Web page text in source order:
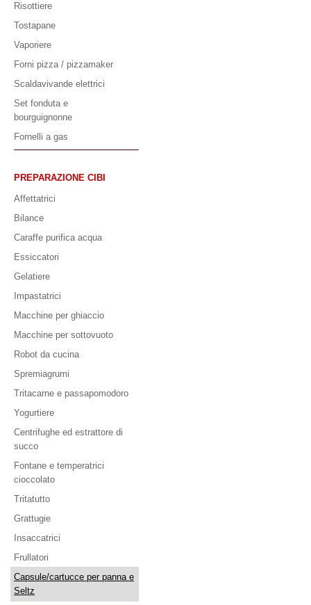
Risottiere
Tostapane
Vaporiere
Forni pizza / pizzamaker
Scaldavivande elettrici
Set fonduta e
bourguignonne
Fornelli a gas
PREPARAZIONE CIBI
Affettatrici
Bilance
Caraffe purifica acqua
Essiccatori
Gelatiere
Impastatrici
Macchine per ghiaccio
Macchine per sottovuoto
Robot da cucina
Spremiagrumi
Tritacarne e passapomodoro
Yogurtiere
Centrifughe ed estrattore di
succo
Fontane e temperatrici
cioccolato
Tritatutto
Grattugie
Insaccatrici
Frullatori
Capsule/cartucce per panna e
Seltz